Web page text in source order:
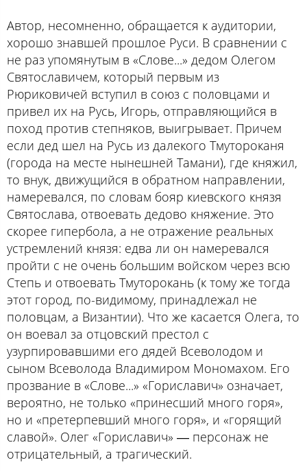
Автор, несомненно, обращается к аудитории,
хорошо знавшей прошлое Руси. В сравнении с
не раз упомянутым в «Слове...» дедом Олегом
Святославичем, который первым из
Рюриковичей вступил в союз с половцами и
привел их на Русь, Игорь, отправляющийся в
поход против степняков, выигрывает. Причем
если дед шел на Русь из далекого Тмутороканя
(города на месте нынешней Тамани), где княжил,
то внук, движущийся в обратном направлении,
намеревался, по словам бояр киевского князя
Святослава, отвоевать дедово княжение. Это
скорее гипербола, а не отражение реальных
устремлений князя: едва ли он намеревался
пройти с не очень большим войском через всю
Степь и отвоевать Тмуторокань (к тому же тогда
этот город, по-видимому, принадлежал не
половцам, а Византии). Что же касается Олега, то
он воевал за отцовский престол с
узурпировавшими его дядей Всеволодом и
сыном Всеволода Владимиром Мономахом. Его
прозвание в «Слове...» «Гориславич» означает,
вероятно, не только «принесший много горя»,
но и «претерпевший много горя», и «горящий
славой». Олег «Гориславич» ― персонаж не
отрицательный, а трагический.